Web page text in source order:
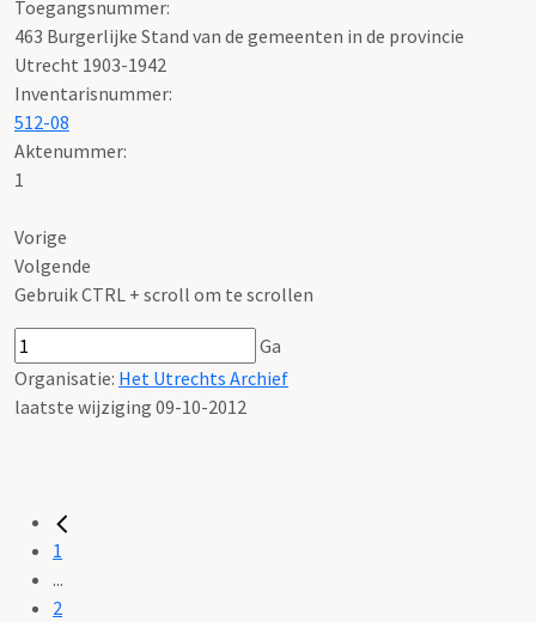
Toegangsnummer:
463 Burgerlijke Stand van de gemeenten in de provincie
Utrecht 1903-1942
Inventarisnummer:
512-08
Aktenummer:
1
Vorige
Volgende
Gebruik CTRL + scroll om te scrollen
Ga
Organisatie: Het Utrechts Archief
laatste wijziging 09-10-2012
1
...
2